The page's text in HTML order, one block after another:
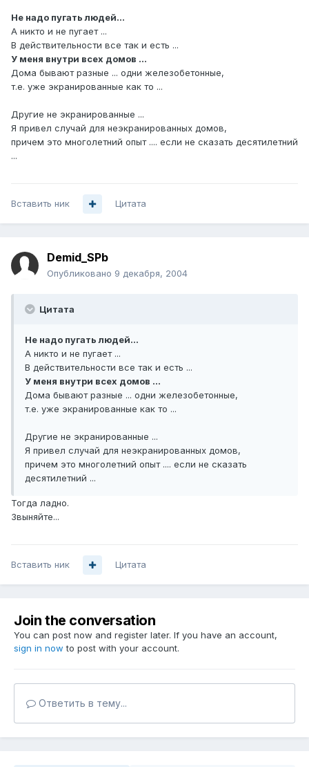
Не надо пугать людей...
А никто и не пугает ...
В действительности все так и есть ...
У меня внутри всех домов ...
Дома бывают разные ... одни железобетонные,
т.е. уже экранированные как то ...
Другие не экранированные ...
Я привел случай для неэкранированных домов,
причем это многолетний опыт .... если не сказать десятилетний
...
Вставить ник Цитата
Demid_SPb
Опубликовано 9 декабря, 2004
Цитата
Не надо пугать людей...
А никто и не пугает ...
В действительности все так и есть ...
У меня внутри всех домов ...
Дома бывают разные ... одни железобетонные,
т.е. уже экранированные как то ...
Другие не экранированные ...
Я привел случай для неэкранированных домов,
причем это многолетний опыт .... если не сказать
десятилетний ...
Тогда ладно.
Звыняйте...
Вставить ник Цитата
Join the conversation
You can post now and register later. If you have an account,
sign in now to post with your account.
Ответить в тему...